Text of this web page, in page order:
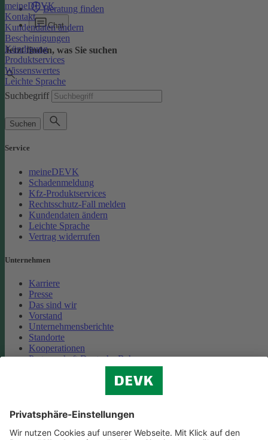
meineDEVK
Kontakt
Kundendaten ändern
Bescheinigungen
Kündigung
Produktservices
Wissenswertes
Leichte Sprache
Beratung finden
Chat
Jetzt finden, was Sie suchen
Suchbegriff
Suchen
Service
meineDEVK
Schadenmeldung
Kfz-Produktservices
Rechtsschutz-Fall melden
Kundendaten ändern
Leichte Sprache
Vertrag widerrufen
Unternehmen
Karriere
Presse
Das sind wir
Vorstand
Unternehmensberichte
Standorte
Kooperationen
Partnerschaft Deutsche Bahn